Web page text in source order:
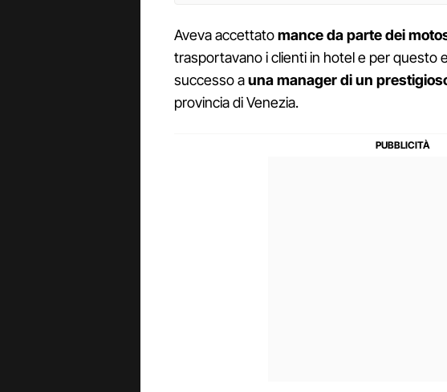
Aveva accettatomance da parte dei
trasportavano i clienti in hotel e per questo
successo auna manager di un
provincia di Venezia.